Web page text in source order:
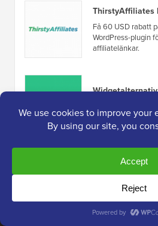
ThirstyAffiliates
Få 60 USD rabatt
WordPress-plugin
affiliatelänkar.
widget control
Webbplatslänkar